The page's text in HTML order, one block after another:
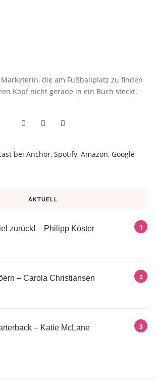
die am Fußballplatz zu finden
Kopf nicht gerade in ein Buch steckt.
AKTUELL
zurück! – Philipp Köster
– Carola Christiansen
– Katie McLane